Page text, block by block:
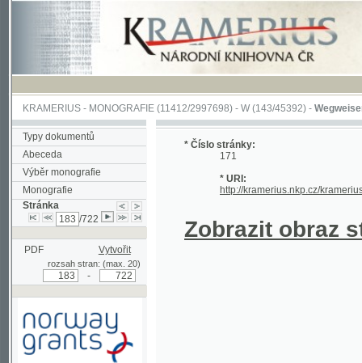
KRAMERIUS-MONOGRAFIE(11412/2997698) -W (143/45392)-Wegweiser durch
Typy dokumentů
Abeceda
Výběr monografie
Monografie
Stránka
/722
PDF Vytvořit
rozsah stran: (max. 20)
Podpořeno grantem z Norska
prostřednictvím Norského
* Číslo stránky:
171
* URI:
http://kramerius.nkp.cz/kramerius/